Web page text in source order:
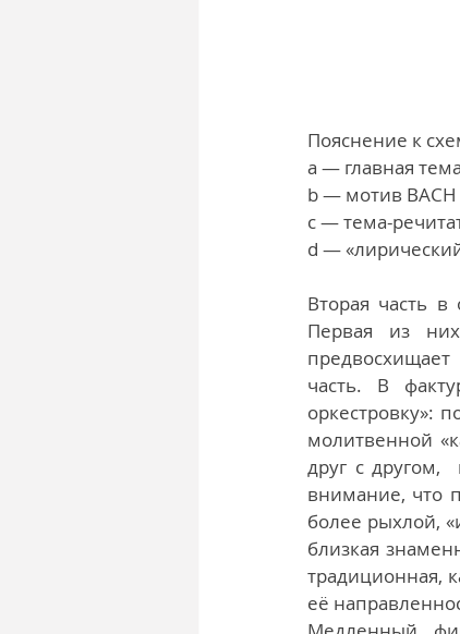
Пояснение к
a — главная
b — мотив BACH
с — тема-
d —
Вторая часть
Первая из
часть. В
оркестровку»:
молитвенной
друг с другом,
внимание, что
более рыхлой,
близкая
традиционная,
её